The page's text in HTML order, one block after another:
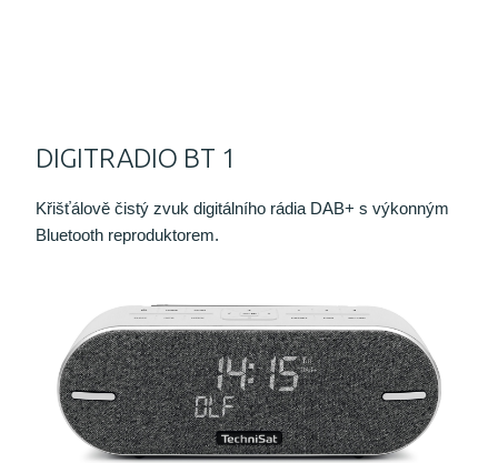
DIGITRADIO BT 1
Křišťálově čistý zvuk digitálního rádia DAB+ s výkonným
Bluetooth reproduktorem.